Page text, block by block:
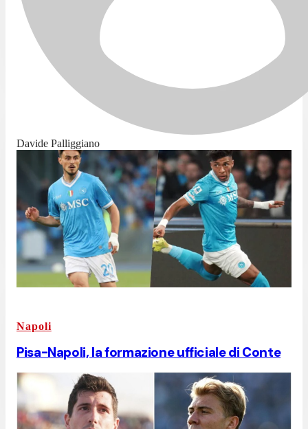
Davide Palliggiano
Napoli
Pisa-Napoli, la formazione ufficiale di Conte